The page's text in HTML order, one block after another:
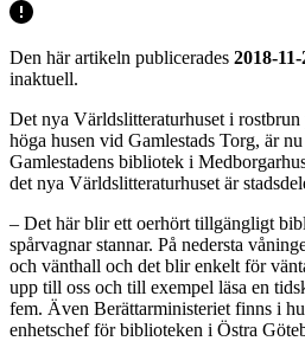
Den här artikeln publicerades 2018-11-
inaktuell.
Det nya Världslitteraturhuset i
höga husen vid Gamlestads Torg, är
Gamlestadens bibliotek i
det nya Världslitteraturhuset är
– Det här blir ett oerhört tillgängligt
spårvagnar stannar. På nedersta
och vänthall och det blir enkelt för
upp till oss och till exempel läsa en
fem. Även Berättarministeriet finns i
enhetschef för biblioteken i Östra